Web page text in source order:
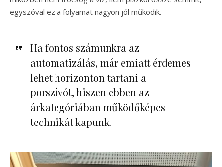
egyszóval ez a folyamat nagyon jól működik.
Ha fontos számunkra az
automatizálás, már emiatt érdemes
lehet horizonton tartani a
porszívót, hiszen ebben az
árkategóriában működőképes
technikát kapunk.